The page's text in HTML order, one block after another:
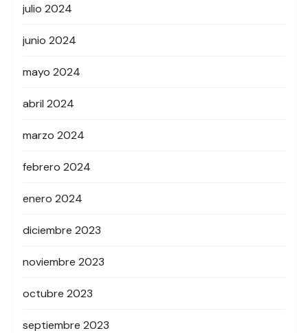
julio 2024
junio 2024
mayo 2024
abril 2024
marzo 2024
febrero 2024
enero 2024
diciembre 2023
noviembre 2023
octubre 2023
septiembre 2023